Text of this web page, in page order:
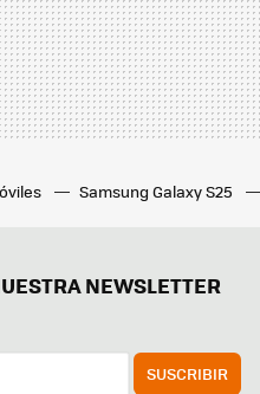
Samsung Galaxy S25
NEWSLETTER
SUSCRIBIR